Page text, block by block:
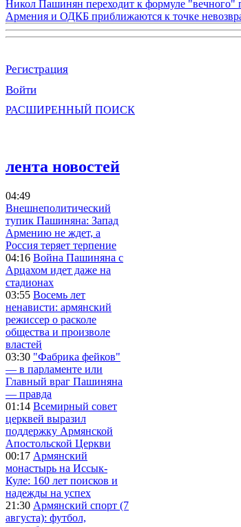
Никол Пашинян переходит к формуле "вечного"
Армения и ОДКБ приближаются к точке
Регистрация
Войти
РАСШИРЕННЫЙ ПОИСК
лента новостей
04:49
Внешнеполитический
тупик Пашиняна: Запад
Армению не ждет, а
Россия теряет терпение
04:16 Война Пашиняна с
Арцахом идет даже на
стадионах
03:55 Восемь лет
ненависти: армянский
режиссер о расколе
общества и произволе
властей
03:30 "Фабрика фейков"
— в парламенте или
Главный враг Пашиняна
— правда
01:14 Всемирный совет
церквей выразил
поддержку Армянской
Апостольской Церкви
00:17 Армянский
монастырь на Иссык-
Куле: 160 лет поисков и
надежды на успех
21:30 Армянский спорт (7
августа): футбол,